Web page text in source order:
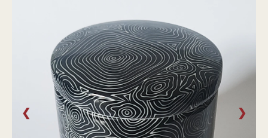
❮ ❯